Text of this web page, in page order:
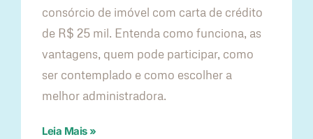
consórcio de imóvel com carta de crédito
de R$ 25 mil. Entenda como funciona, as
vantagens, quem pode participar, como
ser contemplado e como escolher a
melhor administradora.
Leia Mais »